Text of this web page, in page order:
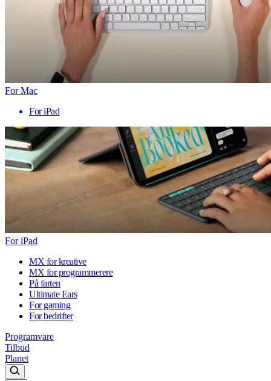
For Mac
For iPad
For iPad
MX for kreative
MX for programmerere
På farten
Ultimate Ears
For gaming
For bedrifter
Programvare
Tilbud
Planet